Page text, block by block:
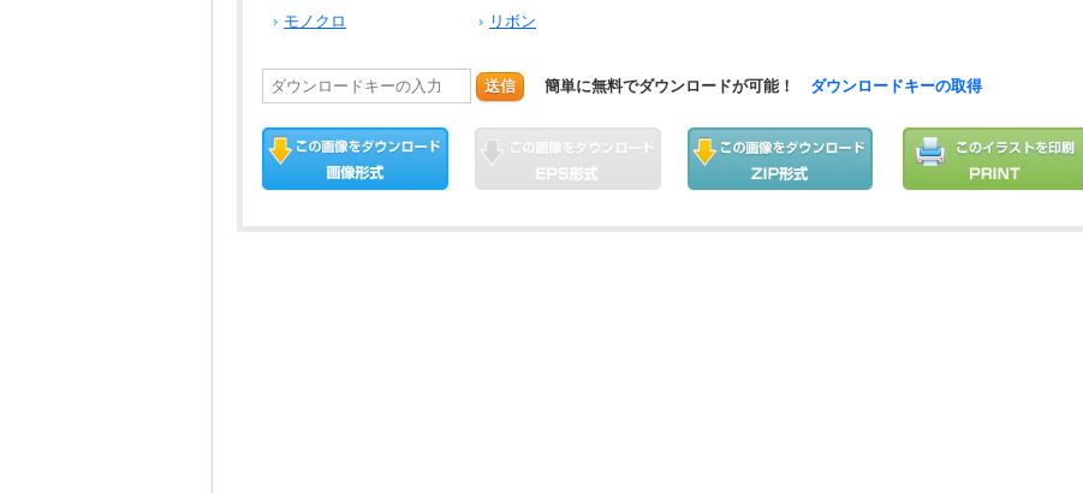
モノクロ
リボン
送信 簡単に無料でダウンロードが可能！ ダウンロードキーの取得